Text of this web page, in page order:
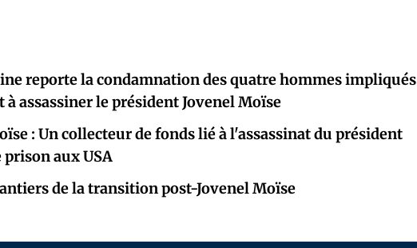
reporte la condamnation des quatre hommes impliqués
assassiner le président Jovenel Moïse
: Un collecteur de fonds lié à l'assassinat du président
prison aux USA
de la transition post-Jovenel Moïse